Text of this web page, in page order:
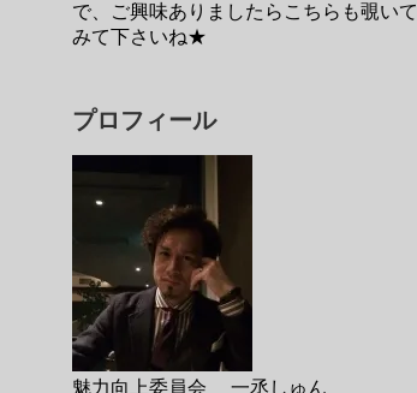
で、ご興味ありましたらこちらも覗いて
みて下さいね★
プロフィール
魅力向上委員会 一丞しゅん